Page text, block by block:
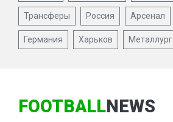
Трансферы Россия Арсенал
Германия Харьков Металлург
FOOTBALLNEWS